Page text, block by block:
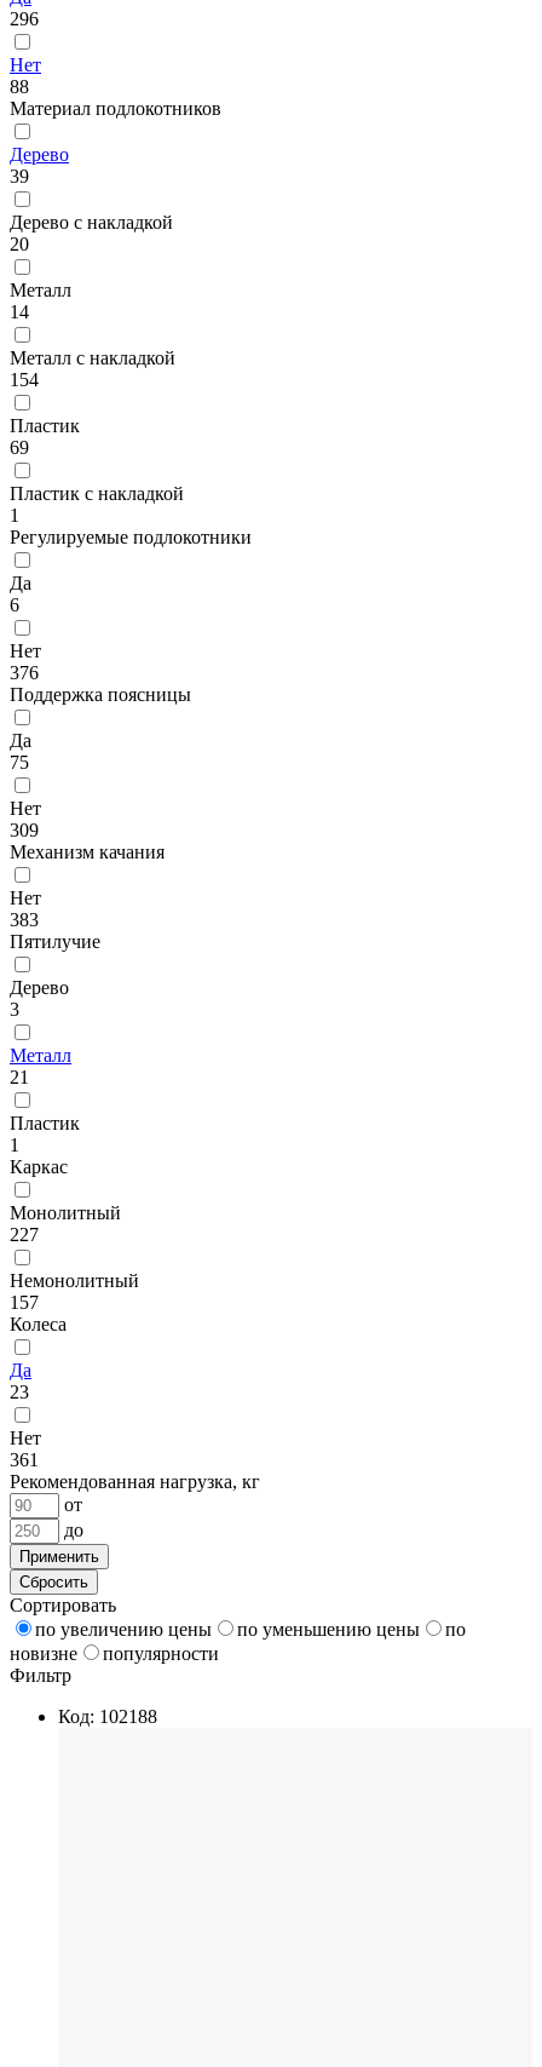
296
Нет
88
Материал подлокотников
Дерево
39
Дерево с накладкой
20
Металл
14
Металл с накладкой
154
Пластик
69
Пластик с накладкой
1
Регулируемые подлокотники
Да
6
Нет
376
Поддержка поясницы
Да
75
Нет
309
Механизм качания
Нет
383
Пятилучие
Дерево
3
Металл
21
Пластик
1
Каркас
Монолитный
227
Немонолитный
157
Колеса
Да
23
Нет
361
Рекомендованная нагрузка, кг
от
до
Применить
Сбросить
Сортировать
по увеличению цены
по уменьшению цены
по
новизне
популярности
Фильтр
Код: 102188